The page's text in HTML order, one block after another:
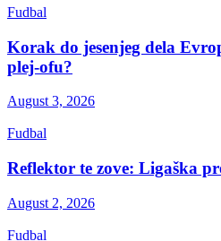
Fudbal
Korak do jesenjeg dela
plej-ofu?
August 3, 2026
Fudbal
Reflektor te zove: Ligaška
August 2, 2026
Fudbal